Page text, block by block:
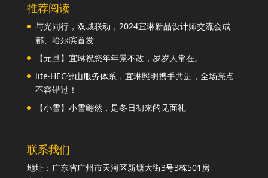
推荐阅读
与光同行，双城联动，2024宜琳新品设计师交流会成
都、哈尔滨首发
【元旦】宜琳祝您年年景不改，岁岁人常在。
lite·HEC佛山服务体系，宜琳照明携手共进，全场亮点
不容错过！
【小雪】小雪翩然，是冬日初来的见面礼
联系我们
地址：广东省广州市天河区新塘大街3号3栋501房